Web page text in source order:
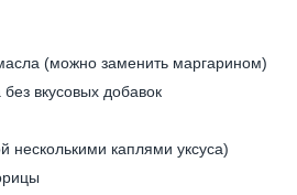
(можно заменить маргарином)
вкусовых добавок
несколькими каплями уксуса)